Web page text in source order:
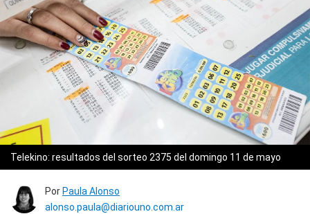
Telekino: resultados del sorteo 2375 del domingo 11 de mayo
Por Paula Alonso
alonso.paula@diariouno.com.ar